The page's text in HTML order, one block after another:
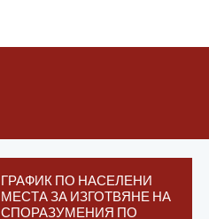
ГРАФИК ПО НАСЕЛЕНИ
МЕСТА ЗА ИЗГОТВЯНЕ НА
СПОРАЗУМЕНИЯ ПО